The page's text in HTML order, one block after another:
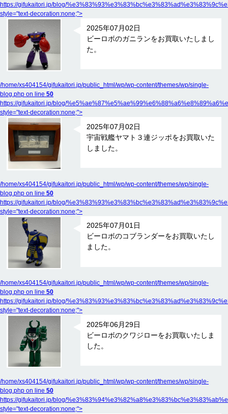
https://gifukaitori.jp/blog/
style="text-decoration:none;">
2025年07月02日
ビーロボのガニランをお買取いたしまし
た。
/home/xs404154/gifukaitori.jp/public_html/wp/wp-content/themes/wp/single-
blog.php on line 50
https://gifukaitori.jp/blog/
style="text-decoration:none;">
2025年07月02日
宇宙戦艦ヤマト３連ジッポをお買取いた
しました。
/home/xs404154/gifukaitori.jp/public_html/wp/wp-content/themes/wp/single-
blog.php on line 50
https://gifukaitori.jp/blog/
style="text-decoration:none;">
2025年07月01日
ビーロボのコブランダーをお買取いたし
ました。
/home/xs404154/gifukaitori.jp/public_html/wp/wp-content/themes/wp/single-
blog.php on line 50
https://gifukaitori.jp/blog/
style="text-decoration:none;">
2025年06月29日
ビーロボのクワジローをお買取いたしま
した。
/home/xs404154/gifukaitori.jp/public_html/wp/wp-content/themes/wp/single-
blog.php on line 50
https://gifukaitori.jp/blog/
style="text-decoration:none;">